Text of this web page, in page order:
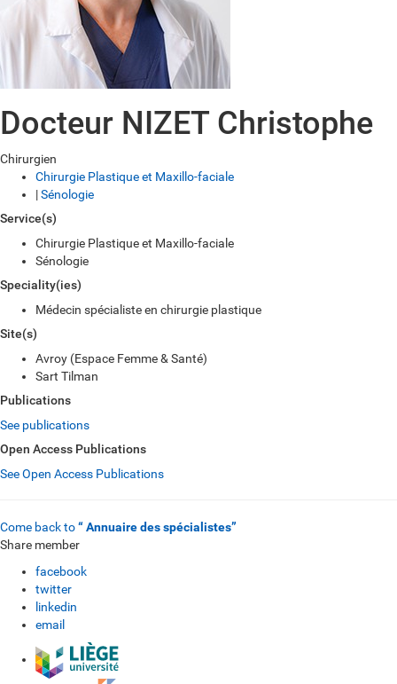
Docteur NIZET Christophe
Chirurgien
Chirurgie Plastique et Maxillo-faciale
|Sénologie
Service(s)
Chirurgie Plastique et Maxillo-faciale
Sénologie
Speciality(ies)
Médecin spécialiste en chirurgie plastique
Site(s)
Avroy (Espace Femme & Santé)
Sart Tilman
Publications
See publications
Open Access Publications
See Open Access Publications
Come back to“ Annuaire des spécialistes”
Share member
facebook
twitter
linkedin
email